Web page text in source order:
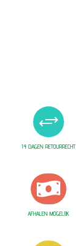
+
14 DAGEN RETOURRECHT

AFHALEN MOGELIJK